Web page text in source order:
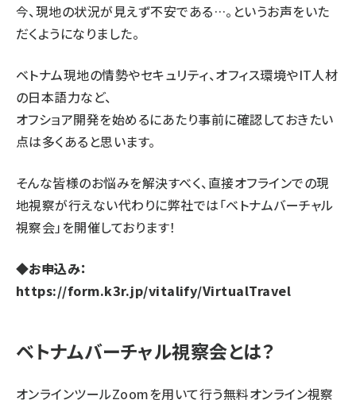
今、現地の状況が見えず不安である…。というお声をいた
だくようになりました。
ベトナム現地の情勢やセキュリティ、オフィス環境やIT人材
の日本語力など、
オフショア開発を始めるにあたり事前に確認しておきたい
点は多くあると思います。
そんな皆様のお悩みを解決すべく、直接オフラインでの現
地視察が行えない代わりに弊社では「ベトナムバーチャル
視察会」を開催しております！
◆お申込み：
https://form.k3r.jp/vitalify/VirtualTravel
ベトナムバーチャル視察会とは？
オンラインツールZoomを用いて行う無料オンライン視察